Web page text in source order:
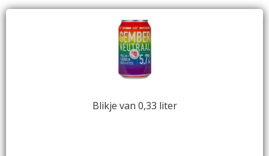
Blikje van 0,33 liter